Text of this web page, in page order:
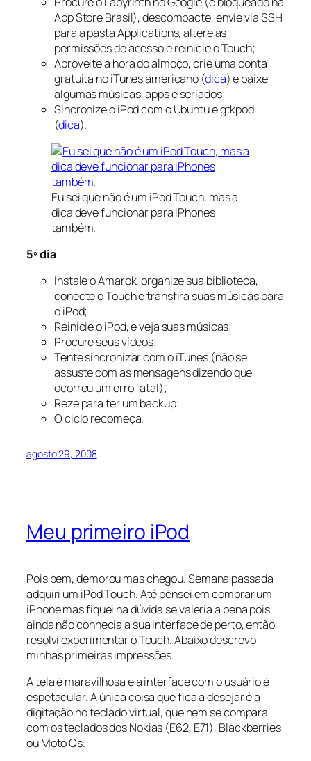
App Store Brasil), descompacte, envie via SSH
para a pasta Applications, altere as
permissões de acesso e reinicie o Touch;
Aproveite a hora do almoço, crie uma conta
gratuita no iTunes americano (dica) e baixe
algumas músicas, apps e seriados;
Sincronize o iPod com o Ubuntu e gtkpod
(dica).
Eu sei que não é um iPod Touch, mas a
dica deve funcionar para iPhones
também.
5º dia
Instale o Amarok, organize sua biblioteca,
conecte o Touch e transfira suas músicas para
o iPod;
Reinicie o iPod, e veja suas músicas;
Procure seus vídeos;
Tente sincronizar com o iTunes (não se
assuste com as mensagens dizendo que
ocorreu um erro fatal);
Reze para ter um backup;
O ciclo recomeça.
agosto 29, 2008
Meu primeiro iPod
Pois bem, demorou mas chegou. Semana passada
adquiri um iPod Touch. Até pensei em comprar um
iPhone mas fiquei na dúvida se valeria a pena pois
ainda não conhecia a sua interface de perto, então,
resolvi experimentar o Touch. Abaixo descrevo
minhas primeiras impressões.
A tela é maravilhosa e a interface com o usuário é
espetacular. A única coisa que fica a desejar é a
digitação no teclado virtual, que nem se compara
com os teclados dos Nokias (E62, E71), Blackberries
ou Moto Qs.